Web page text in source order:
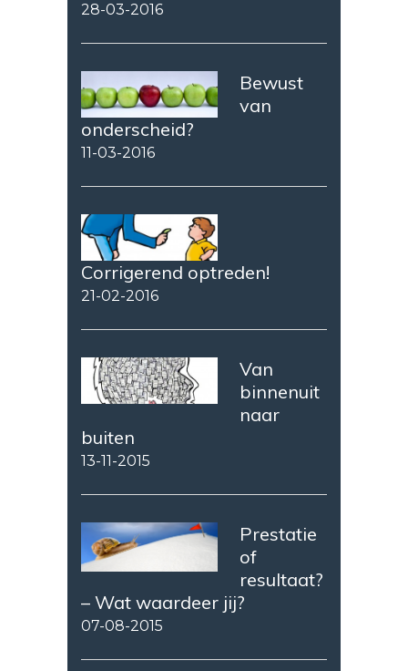
28-03-2016
Bewust
van
onderscheid?
11-03-2016
Corrigerend optreden!
21-02-2016
Van
binnenuit
naar
buiten
13-11-2015
Prestatie
of
resultaat?
– Wat waardeer jij?
07-08-2015